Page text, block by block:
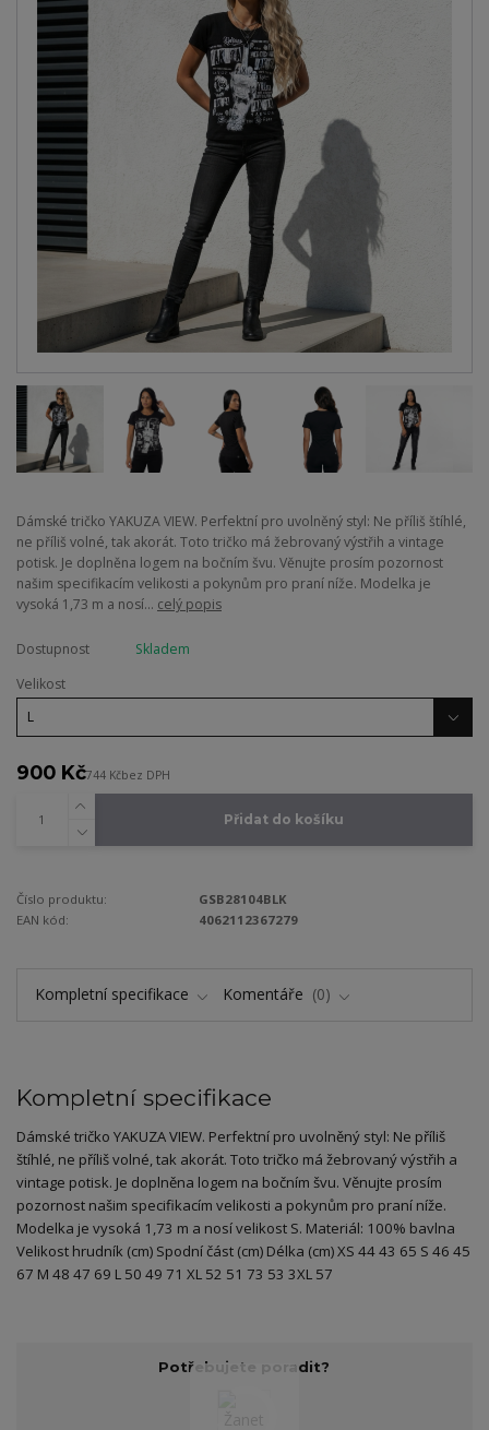
Dámské tričko YAKUZA VIEW. Perfektní pro uvolněný styl: Ne příliš štíhlé,
ne příliš volné, tak akorát. Toto tričko má žebrovaný výstřih a vintage
potisk. Je doplněna logem na bočním švu. Věnujte prosím pozornost
našim specifikacím velikosti a pokynům pro praní níže. Modelka je
vysoká 1,73 m a nosí... celý popis
Dostupnost
Skladem
Velikost
900 Kč744 Kčbez DPH
Přidat do košíku
Číslo produktu:
GSB28104BLK
EAN kód:
4062112367279
Kompletní specifikace Komentáře 0
Kompletní specifikace
Dámské tričko YAKUZA VIEW. Perfektní pro uvolněný styl: Ne příliš
štíhlé, ne příliš volné, tak akorát. Toto tričko má žebrovaný výstřih a
vintage potisk. Je doplněna logem na bočním švu. Věnujte prosím
pozornost našim specifikacím velikosti a pokynům pro praní níže.
Modelka je vysoká 1,73 m a nosí velikost S. Materiál: 100% bavlna
Velikost hrudník (cm) Spodní část (cm) Délka (cm) XS 44 43 65 S 46 45
67 M 48 47 69 L 50 49 71 XL 52 51 73 53 3XL 57
Potřebujete poradit?